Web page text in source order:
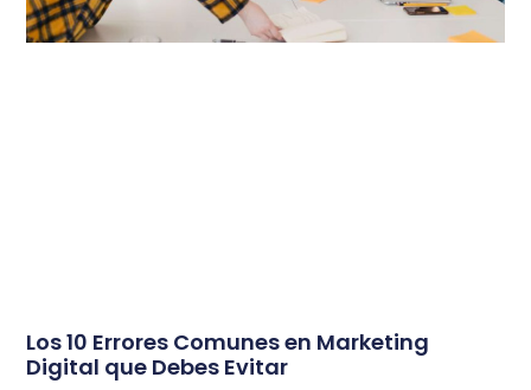
Los 10 Errores Comunes en Marketing
Digital que Debes Evitar